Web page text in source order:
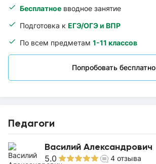
Бесплатное вводное занятие
Подготовка к ЕГЭ/ОГЭ и ВПР
По всем предметам 1-11 классов
Попробовать бесплатно
Педагоги
Василий Александрович
5.0 4 отзыва